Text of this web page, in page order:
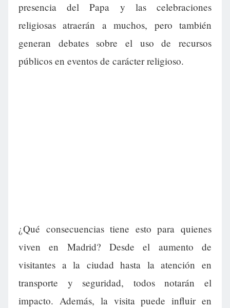
presencia del Papa y las celebraciones
religiosas atraerán a muchos, pero también
generan debates sobre el uso de recursos
públicos en eventos de carácter religioso.
¿Qué consecuencias tiene esto para quienes
viven en Madrid? Desde el aumento de
visitantes a la ciudad hasta la atención en
transporte y seguridad, todos notarán el
impacto. Además, la visita puede influir en